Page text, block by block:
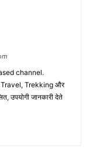
channel.
Trekking और
उपयोगी जानकारी देते